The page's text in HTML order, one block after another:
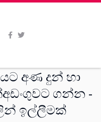
අණ දුන් හා
ගන්න -
ඉල්ලීමක්